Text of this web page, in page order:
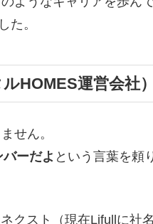
た。
HOMES運営会社
せん。
ーだよ という言葉を頼
クスト（現在Lifullに社